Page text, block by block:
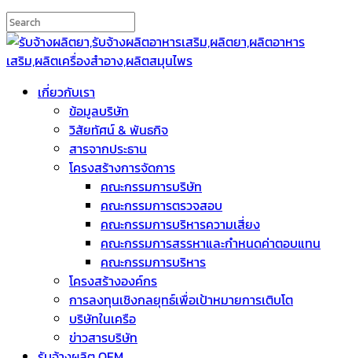
เกี่ยวกับเรา
ข้อมูลบริษัท
วิสัยทัศน์ & พันธกิจ
สารจากประธาน
โครงสร้างการจัดการ
คณะกรรมการบริษัท
คณะกรรมการตรวจสอบ
คณะกรรมการบริหารความเสี่ยง
คณะกรรมการสรรหาและกำหนดค่าตอบแทน
คณะกรรมการบริหาร
โครงสร้างองค์กร
การลงทุนเชิงกลยุทธ์เพื่อเป้าหมายการเติบโต
บริษัทในเครือ
ข่าวสารบริษัท